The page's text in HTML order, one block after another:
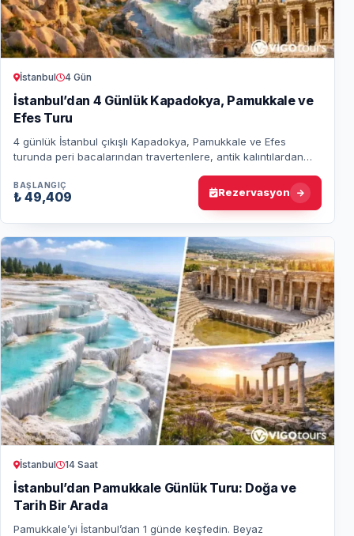
İstanbul 4 Gün
İstanbul’dan 4 Günlük Kapadokya, Pamukkale ve
Efes Turu
4 günlük İstanbul çıkışlı Kapadokya, Pamukkale ve Efes
turunda peri bacalarından travertenlere, antik kalıntılardan
BAŞLANGIÇ
₺ 49,409 Rezervasyon
İstanbul 14 Saat
İstanbul’dan Pamukkale Günlük Turu: Doğa ve
Tarih Bir Arada
Pamukkale’yi İstanbul’dan 1 günde keşfedin. Beyaz